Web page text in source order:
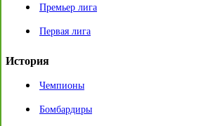
Премьер лига
Первая лига
История
Чемпионы
Бомбардиры